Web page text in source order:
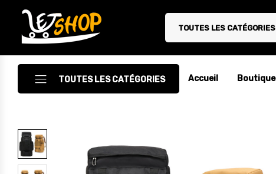
Letshop.dz
TOUTES LES CATÉGORIES
TOUTES LES CATÉGORIES
Accessoires
Accessoires Auto/Moto
Accessoires PC
Accueil Boutique